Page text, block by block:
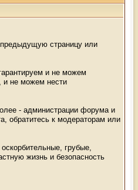
предыдущую страницу или
и не можем
и не можем нести
- администрации форума и
обратитесь к модераторам или
грубые,
жизнь и безопасность